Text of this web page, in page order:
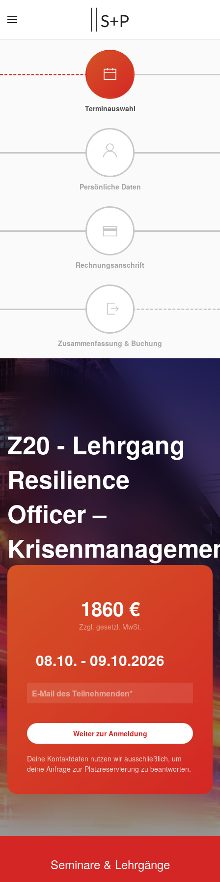
Terminauswahl
Persönliche Daten
Rechnungsanschrift
Zusammenfassung & Buchung
Z20 - Lehrgang
Resilience
Officer –
1860 €
Zzgl. gesetzl. MwSt.
Deine Kontaktdaten nutzen wir ausschließlich, um
deine Anfrage zur Platzreservierung zu beantworten.
Seminare & Lehrgänge